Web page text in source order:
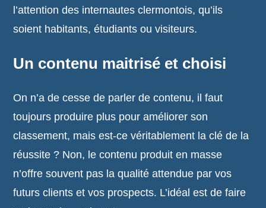
l’attention des internautes clermontois, qu’ils
soient habitants, étudiants ou visiteurs.
Un contenu maitrisé et choisi
On n’a de cesse de parler de contenu, il faut
toujours produire plus pour améliorer son
classement, mais est-ce véritablement la clé de la
réussite ? Non, le contenu produit en masse
n’offre souvent pas la qualité attendue par vos
futurs clients et vos prospects. L’idéal est de faire